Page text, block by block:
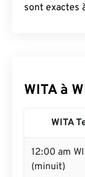
sont exactes
WITA à
WITA
12:00 am
(minuit)